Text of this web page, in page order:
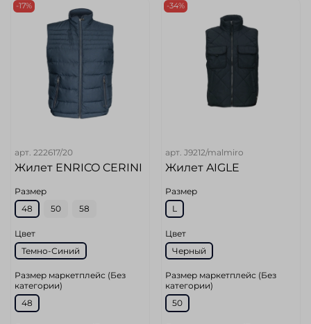
-17%
арт. 222617/20
Жилет ENRICO CERINI
Размер
48
50 58
Цвет
Темно-Синий
Размер маркетплейс (Без
категории)
48
-34%
арт. J9212/malmiro
Жилет AIGLE
Размер
L
Цвет
Черный
Размер маркетплейс (Без
категории)
50